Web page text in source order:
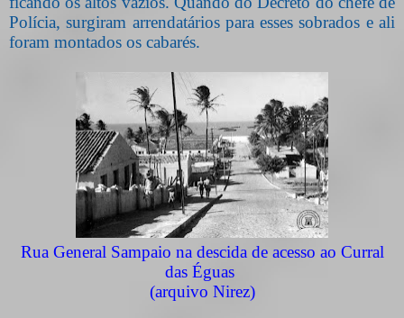
Polícia, surgiram arrendatários para esses sobrados e ali
foram montados os cabarés.
Rua General Sampaio na descida de acesso ao Curral
das Éguas
(arquivo Nirez)